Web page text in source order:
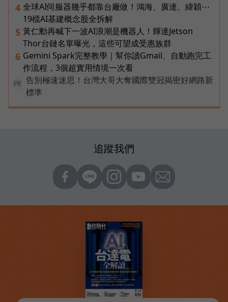
4 全球AI伺服器幾乎都靠台廠做！鴻海、廣達、緯穎⋯
19檔AI基建概念股全拆解
5 黃仁勳再喊下一波AI浪潮是機器人！輝達Jetson
Thor台鏈名單曝光，這些可望成受惠族群
6 Gemini Spark完整教學｜幫你讀Gmail、自動跑完工
作流程，3個超實用情境一次看
PR
告別極速迷思！台灣大哥大奪國際雙冠揭密好網路新
標準
追蹤我們